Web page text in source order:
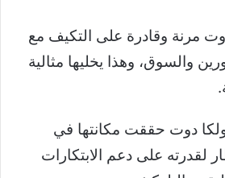
مرنة وقادرة على التكيف مع
والسوق، وهذا يخليها مثالية
دوت حققت مكانتها في
لقدرته على دعم الابتكارات